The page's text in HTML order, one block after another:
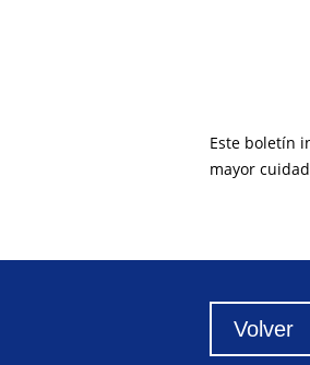
Este boletín
mayor
Volver